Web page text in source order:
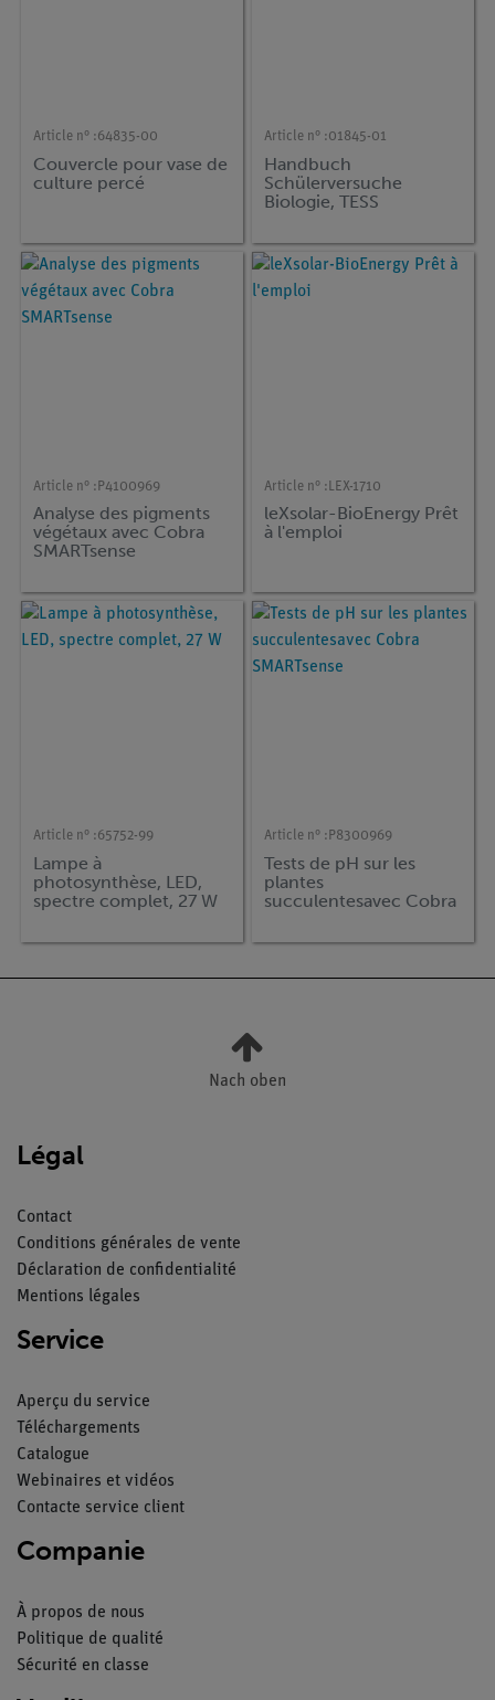
Article n° :64835-00
Couvercle pour vase de
culture percé
Article n° :01845-01
Handbuch
Schülerversuche
Biologie, TESS
allemand)
Article n° : P4100969
Analyse des pigments
végétaux avec Cobra
SMARTsense
Article n° : LEX-1710
leXsolar-BioEnergy Prêt
à l'emploi
Article n° :65752-99
Lampe à
photosynthèse, LED,
spectre complet, 27 W
Article n° : P8300969
Tests de pH sur les
plantes
succulentesavec Cobra
Nach oben
Légal
Contact
Conditions générales de vente
Déclaration de confidentialité
Mentions légales
Service
Aperçu du service
Téléchargements
Catalogue
Webinaires et vidéos
Contacte service client
Companie
À propos de nous
Politique de qualité
Sécurité en classe